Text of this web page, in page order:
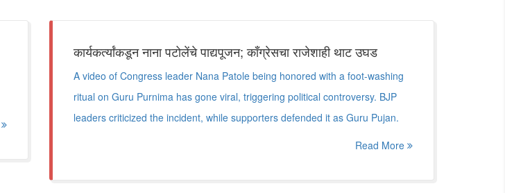
कार्यकर्त्यांकडून नाना पटोलेंचे पाद्यपूजन; काँग्रेसचा राजेशाही थाट उघड
A video of Congress leader Nana Patole being honored with a foot-washing
ritual on Guru Purnima has gone viral, triggering political controversy. BJP
leaders criticized the incident, while supporters defended it as Guru Pujan.
Read More